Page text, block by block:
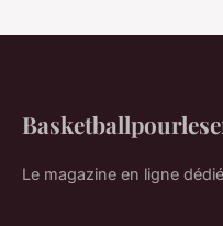
Le magazine en ligne